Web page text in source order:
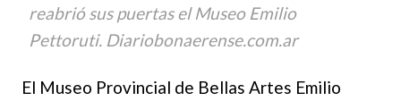
reabrió sus puertas el Museo Emilio
Pettoruti. Diariobonaerense.com.ar
El Museo Provincial de Bellas Artes Emilio